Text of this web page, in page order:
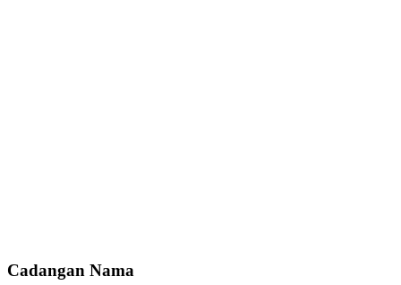
Cadangan Nama